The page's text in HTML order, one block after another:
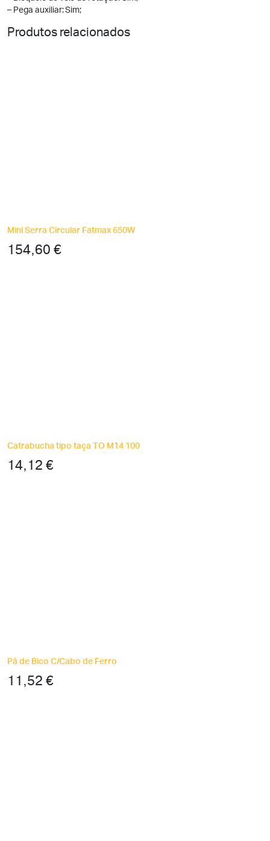
– Pega auxiliar: Sim;
Produtos relacionados
Mini Serra Circular Fatmax 650W
154,60 €
Catrabucha tipo taça TO M14 100
14,12 €
Pá de Bico C/Cabo de Ferro
11,52 €